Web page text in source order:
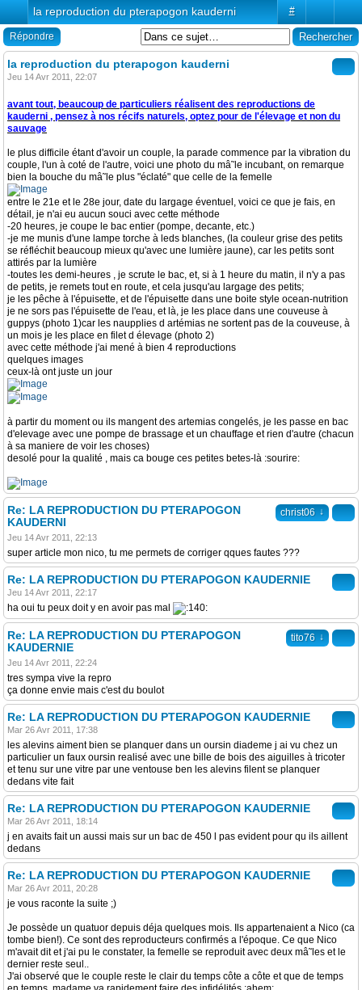
#
la reproduction du pterapogon kauderni
Répondre
la reproduction du pterapogon kauderni
Jeu 14 Avr 2011, 22:07
avant tout, beaucoup de particuliers réalisent des reproductions de
kauderni , pensez à nos récifs naturels, optez pour de l'élevage et non du
sauvage
le plus difficile étant d'avoir un couple, la parade commence par la vibration du
couple, l'un à coté de l'autre, voici une photo du mâ˜le incubant, on remarque
bien la bouche du mâ˜le plus "éclaté" que celle de la femelle
entre le 21e et le 28e jour, date du largage éventuel, voici ce que je fais, en
détail, je n'ai eu aucun souci avec cette méthode
-20 heures, je coupe le bac entier (pompe, decante, etc.)
-je me munis d'une lampe torche à leds blanches, (la couleur grise des petits
se réfléchit beaucoup mieux qu'avec une lumière jaune), car les petits sont
attirés par la lumière
-toutes les demi-heures , je scrute le bac, et, si à 1 heure du matin, il n'y a pas
de petits, je remets tout en route, et cela jusqu'au largage des petits;
je les pêche à l'épuisette, et de l'épuisette dans une boite style ocean-nutrition
je ne sors pas l'épuisette de l'eau, et là, je les place dans une couveuse à
guppys (photo 1)car les naupplies d artémias ne sortent pas de la couveuse, à
un mois je les place en filet d élevage (photo 2)
avec cette méthode j'ai mené à bien 4 reproductions
quelques images
ceux-là ont juste un jour
à partir du moment ou ils mangent des artemias congelés, je les passe en bac
d'elevage avec une pompe de brassage et un chauffage et rien d'autre (chacun
à sa maniere de voir les choses)
desolé pour la qualité , mais ca bouge ces petites betes-là :sourire:
christ06 ↓
Re: LA REPRODUCTION DU PTERAPOGON
KAUDERNI
Jeu 14 Avr 2011, 22:13
super article mon nico, tu me permets de corriger qques fautes ???
Re: LA REPRODUCTION DU PTERAPOGON KAUDERNIE
Jeu 14 Avr 2011, 22:17
ha oui tu peux doit y en avoir pas mal
tito76 ↓
Re: LA REPRODUCTION DU PTERAPOGON
KAUDERNIE
Jeu 14 Avr 2011, 22:24
tres sympa vive la repro
ça donne envie mais c'est du boulot
Re: LA REPRODUCTION DU PTERAPOGON KAUDERNIE
Mar 26 Avr 2011, 17:38
les alevins aiment bien se planquer dans un oursin diademe j ai vu chez un
particulier un faux oursin realisé avec une bille de bois des aiguilles à tricoter
et tenu sur une vitre par une ventouse ben les alevins filent se planquer
dedans vite fait
Re: LA REPRODUCTION DU PTERAPOGON KAUDERNIE
Mar 26 Avr 2011, 18:14
j en avaits fait un aussi mais sur un bac de 450 l pas evident pour qu ils aillent
dedans
Re: LA REPRODUCTION DU PTERAPOGON KAUDERNIE
Mar 26 Avr 2011, 20:28
je vous raconte la suite ;)
Je possède un quatuor depuis déja quelques mois. Ils appartenaient a Nico (ca
tombe bien!). Ce sont des reproducteurs confirmés a l'époque. Ce que Nico
m'avait dit et j'ai pu le constater, la femelle se reproduit avec deux mâ˜les et le
dernier reste seul..
J'ai observé que le couple reste le clair du temps côte a côte et que de temps